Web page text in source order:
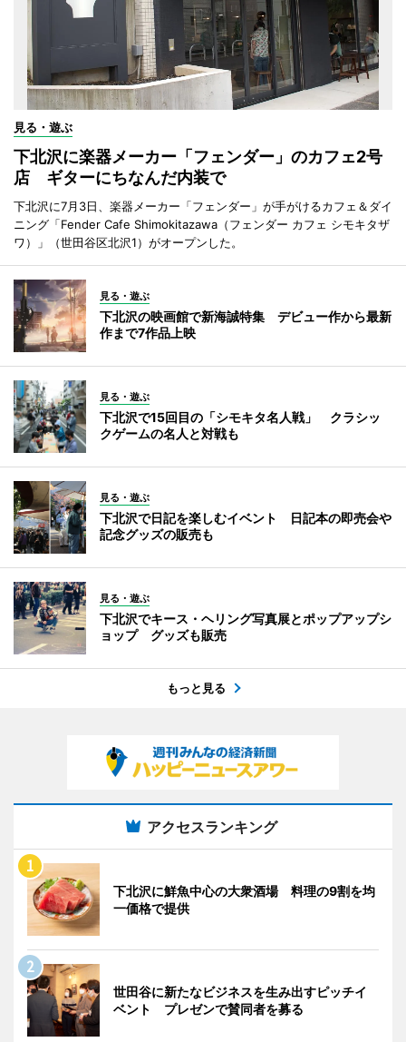
見る・遊ぶ
下北沢に楽器メーカー「フェンダー」のカフェ2号
店 ギターにちなんだ内装で
下北沢に7月3日、楽器メーカー「フェンダー」が手がけるカフェ＆ダイ
ニング「Fender Cafe Shimokitazawa（フェンダー カフェ シモキタザ
ワ）」（世田谷区北沢1）がオープンした。
見る・遊ぶ
下北沢の映画館で新海誠特集 デビュー作から最新
作まで7作品上映
見る・遊ぶ
下北沢で15回目の「シモキタ名人戦」 クラシッ
クゲームの名人と対戦も
見る・遊ぶ
下北沢で日記を楽しむイベント 日記本の即売会や
記念グッズの販売も
見る・遊ぶ
下北沢でキース・ヘリング写真展とポップアップシ
ョップ グッズも販売
もっと見る
アクセスランキング
下北沢に鮮魚中心の大衆酒場 料理の9割を均
一価格で提供
世田谷に新たなビジネスを生み出すピッチイ
ベント プレゼンで賛同者を募る